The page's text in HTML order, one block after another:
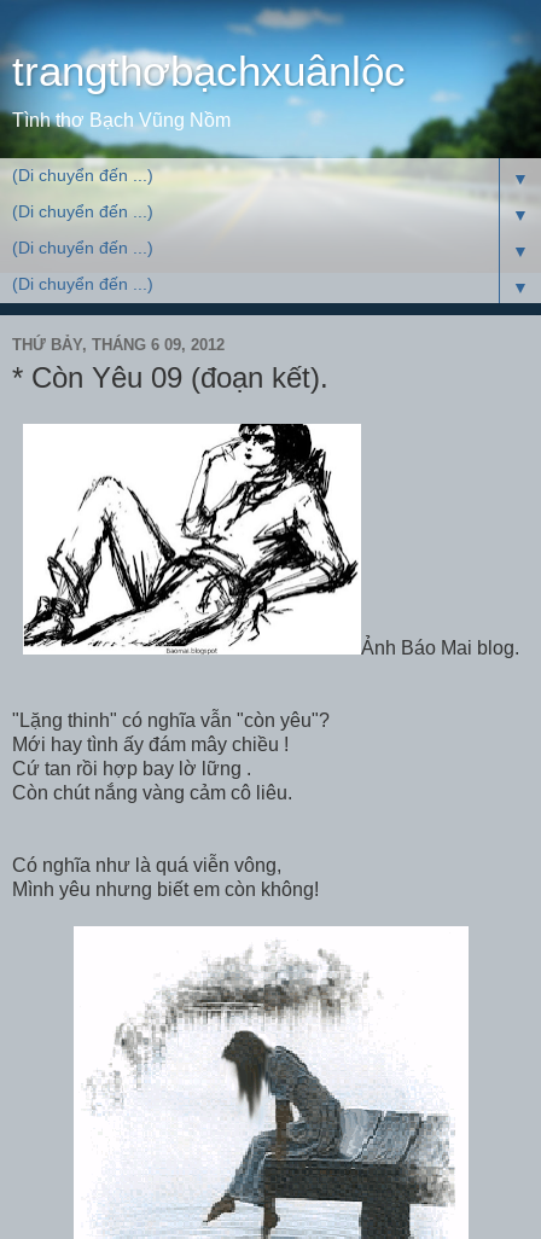
trangthơbạchxuânlộc
Tình thơ Bạch Vũng Nồm
▼
▼
▼
▼
THỨ BẢY, THÁNG 6 09, 2012
* Còn Yêu 09 (đoạn kết).
Ảnh Báo Mai blog.
"Lặng thinh" có nghĩa vẫn "còn yêu"?
Mới hay tình ấy đám mây chiều !
Cứ tan rồi hợp bay lờ lững .
Còn chút nắng vàng cảm cô liêu.
Có nghĩa như là quá viễn vông,
Mình yêu nhưng biết em còn không!